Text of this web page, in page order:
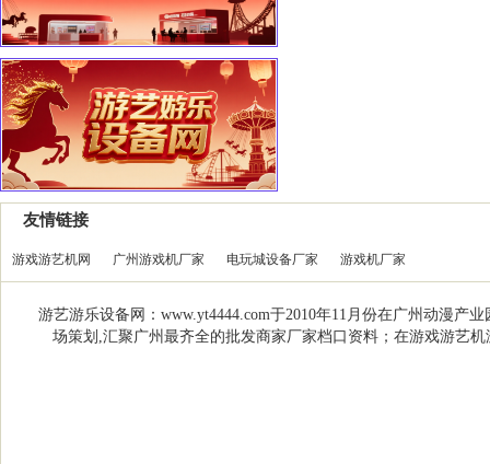
友情链接
游戏游艺机网 广州游戏机厂家 电玩城设备厂家 游戏机厂家
游艺游乐设备网：www.yt4444.com于2010年11月份在广州动漫
场策划,汇聚广州最齐全的批发商家厂家档口资料；在游戏游艺